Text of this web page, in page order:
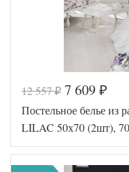
Код товара
574-541
Артикул
AL200092
5647869
Сатин
люкс
Размер
145х215
12 557₽ 7 609 ₽
Постельное белье
LILAC 50х70 (2шт),